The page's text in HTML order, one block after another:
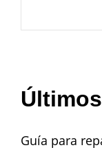
Guía para